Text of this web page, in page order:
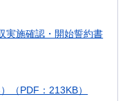
実施確認・開始誓約書
（PDF：213KB）